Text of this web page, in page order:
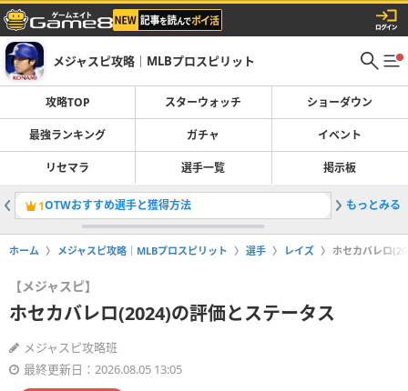
メジャスピ攻略｜MLBプロスピリット
攻略TOP スターウォッチ ショーダウン
最強ランキング ガチャ イベント
リセマラ 選手一覧 掲示板
1OTWおすすめ選手と獲得方法 2ガチャ
もっとみる
ホーム メジャスピ攻略｜MLBプロスピリット 選手 レイズ ホセカバレロ
【メジャスピ】
ホセカバレロ(2024)の評価とステータス
メジャスピ攻略班
最終更新日：2026.08.05 13:05